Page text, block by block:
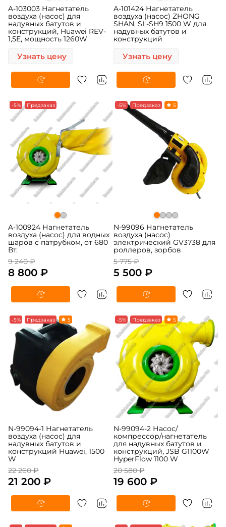
A-103003 Нагнетатель
воздуха (насос) для
надувных батутов и
конструкций, Huawei REV-
1,5E, мощность 1260W
Узнать цену
A-101424 Нагнетатель
воздуха (насос) ZHONG
SHAN, SL-SH9 1500 W для
надувных батутов и
конструкций
Узнать цену
-5% Предзаказ
A-100924 Нагнетатель
воздуха (насос) для водных
шаров с патрубком, от 680
Вт.
9 240 ₽
8 800 ₽
-5% Предзаказ 5
N-99096 Нагнетатель
воздуха (насос)
электрический GV3738 для
роллеров, зорбов
5 775 ₽
5 500 ₽
-5% Предзаказ 5
N-99094-1 Нагнетатель
воздуха (насос) для
надувных батутов и
конструкций Huawei, 1500
W
22 260 ₽
21 200 ₽
-5% Предзаказ 5
N-99094-2 Насос/
компрессор/нагнетатель
для надувных батутов и
конструкций, JSB G1100W
HyperFlow 1100 W
20 580 ₽
19 600 ₽